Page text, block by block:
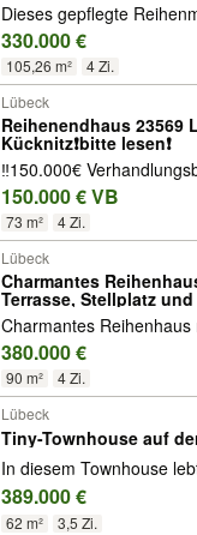
Dieses gepflegte
330.000 €
105,26 m² 4 Zi.
Lübeck
Reihenendhaus 23569
Kücknitz❗️bitte lesen❗️
‼️150.000€
150.000 € VB
73 m² 4 Zi.
Lübeck
Charmantes
Terrasse, Stellplatz
Herzen von
Charmantes Reihenhaus
380.000 €
90 m² 4 Zi.
Lübeck
Tiny-Townhouse auf
In diesem Townhouse
389.000 €
62 m² 3,5 Zi.